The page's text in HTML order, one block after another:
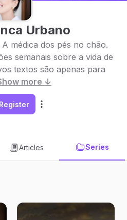
Urbano
médica dos pés no chão.
semanais sobre a vida de
textos são apenas para
more ↓
Register
Articles Series